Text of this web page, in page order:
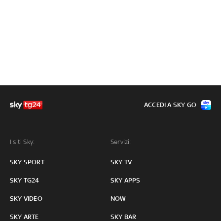
I siti Sky:
SKY SPORT
SKY TG24
SKY VIDEO
SKY ARTE
Servizi:
SKY TV
SKY APPS
NOW
SKY BAR
ACCEDI A SKY GO